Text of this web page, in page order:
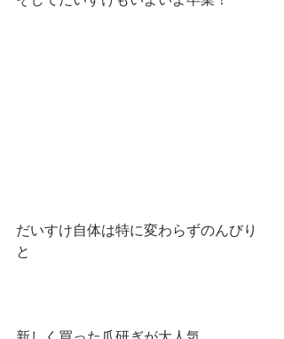
だいすけ自体は特に変わらずのんびり
と